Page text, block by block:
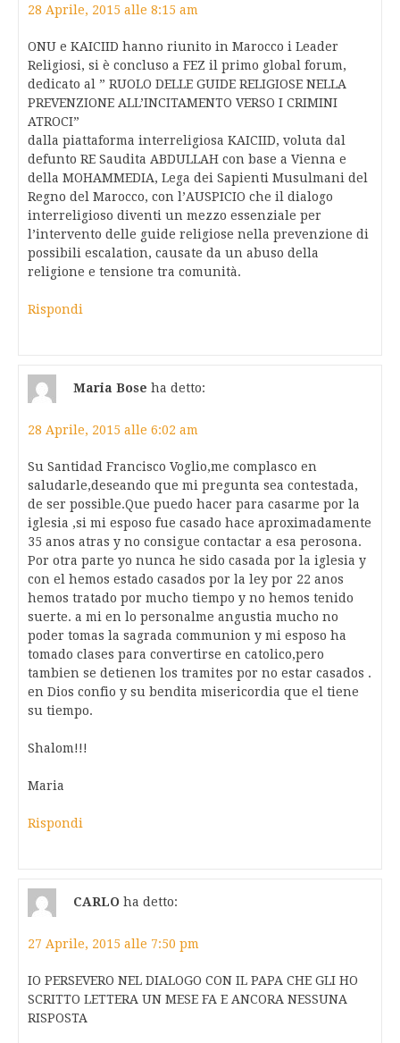
28 Aprile, 2015 alle 8:15 am
ONU e KAICIID hanno riunito in Marocco i Leader
Religiosi, si è concluso a FEZ il primo global forum,
dedicato al ” RUOLO DELLE GUIDE RELIGIOSE NELLA
PREVENZIONE ALL’INCITAMENTO VERSO I CRIMINI
ATROCI”
dalla piattaforma interreligiosa KAICIID, voluta dal
defunto RE Saudita ABDULLAH con base a Vienna e
della MOHAMMEDIA, Lega dei Sapienti Musulmani del
Regno del Marocco, con l’AUSPICIO che il dialogo
interreligioso diventi un mezzo essenziale per
l’intervento delle guide religiose nella prevenzione di
possibili escalation, causate da un abuso della
religione e tensione tra comunità.
Rispondi
Maria Bose ha detto:
28 Aprile, 2015 alle 6:02 am
Su Santidad Francisco Voglio,me complasco en
saludarle,deseando que mi pregunta sea contestada,
de ser possible.Que puedo hacer para casarme por la
iglesia ,si mi esposo fue casado hace aproximadamente
35 anos atras y no consigue contactar a esa perosona.
Por otra parte yo nunca he sido casada por la iglesia y
con el hemos estado casados por la ley por 22 anos
hemos tratado por mucho tiempo y no hemos tenido
suerte. a mi en lo personalme angustia mucho no
poder tomas la sagrada communion y mi esposo ha
tomado clases para convertirse en catolico,pero
tambien se detienen los tramites por no estar casados .
en Dios confio y su bendita misericordia que el tiene
su tiempo.
Shalom!!!
Maria
Rispondi
CARLO ha detto:
27 Aprile, 2015 alle 7:50 pm
IO PERSEVERO NEL DIALOGO CON IL PAPA CHE GLI HO
SCRITTO LETTERA UN MESE FA E ANCORA NESSUNA
RISPOSTA